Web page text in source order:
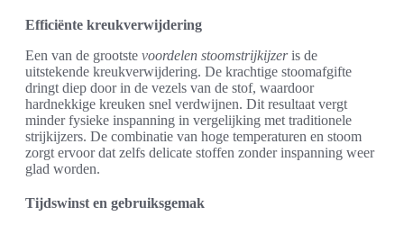
Efficiënte kreukverwijdering
Een van de grootste voordelen stoomstrijkijzeris de
uitstekende kreukverwijdering. De krachtige stoomafgifte
dringt diep door in de vezels van de stof, waardoor
hardnekkige kreuken snel verdwijnen. Dit resultaat vergt
minder fysieke inspanning in vergelijking met traditionele
strijkijzers. De combinatie van hoge temperaturen en stoom
zorgt ervoor dat zelfs delicate stoffen zonder inspanning weer
glad worden.
Tijdswinst en gebruiksgemak